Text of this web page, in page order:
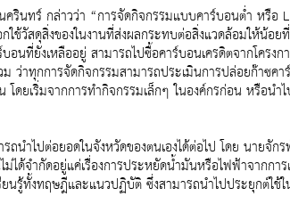
รินทร์ กล่าวว่า “การจัดกิจกรรมแบบคาร์บอนต่ำ หรือ
ช้วัสดุสิ่งของในงานที่ส่งผลกระทบต่อสิ่งแวดล้อมให้น้อ
นที่ยังเหลืออยู่ สามารถไปซื้อคาร์บอนเครดิตจากโครง
ว่าทุกการจัดกิจกรรมสามารถประเมินการปล่อยก๊าซค
ดยเริ่มจากการทำกิจกรรมเล็กๆ ในองค์กรก่อน หรือน
นำไปต่อยอดในจังหวัดของตนเองได้ต่อไป โดย นายจัก
ด้จำกัดอยู่แค่เรื่องการประหยัดน้ำมันหรือไฟฟ้าจากการ
รู้ทั้งทฤษฎีและแนวปฏิบัติ ซึ่งสามารถนำไปประยุกต์ใช้ใ